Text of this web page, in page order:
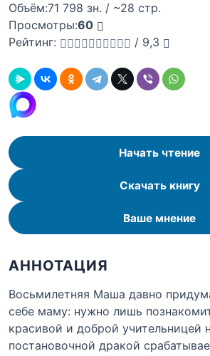
Объём:71 798 зн. / ~28 стр.
Просмотры:60
Рейтинг:
/ 9,3
Начать чтение
Скачать книгу
Ваше мнение
АННОТАЦИЯ
Восьмилетняя Маша давно
себе маму: нужно лишь
красивой и доброй учительницей
постановочной дракой